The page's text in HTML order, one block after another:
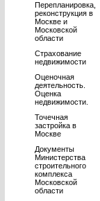
Перепланировка,
реконструкция в
Москве и
Московской
области
Страхование
недвижимости
Оценочная
деятельность.
Оценка
недвижимости.
Точечная
застройка в
Москве
Документы
Министерства
строительного
комплекса
Московской
области